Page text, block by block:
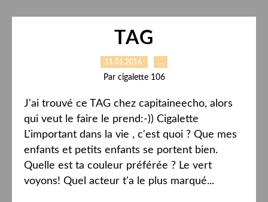
TAG
11.01.2016 …
Par cigalette 106
J'ai trouvé ce TAG chez capitaineecho, alors
qui veut le faire le prend:-)) Cigalette
L'important dans la vie , c'est quoi ? Que mes
enfants et petits enfants se portent bien.
Quelle est ta couleur préférée ? Le vert
voyons! Quel acteur t'a le plus marqué...